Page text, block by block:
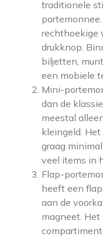
traditionele
rechthoekige
drukknop.
biljetten,
een mobiele
Mini-
dan de
meestal
kleingeld.
graag
veel items in
Flap-
heeft een
aan de
magneet.